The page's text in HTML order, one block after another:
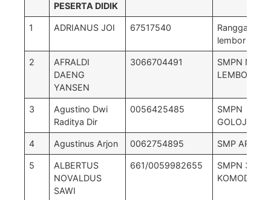
PESERTA DIDIK
1 ADRIANUS JOI 67517540
Rangga,
lembor
2
AFRALDI
DAENG
YANSEN
3066704491
SMPN
LEMBOR
3
Agustino Dwi
Raditya Dir
0056425485
SMPN
4 Agustinus Arjon 0062754895 SMP
5
ALBERTUS
NOVALDUS
SAWI
661/0059982655
SMPN 3
KOMODO